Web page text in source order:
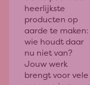
heerlijkste
producten op
aarde te maken:
wie houdt daar
nu niet van?
Jouw werk
brengt voor vele